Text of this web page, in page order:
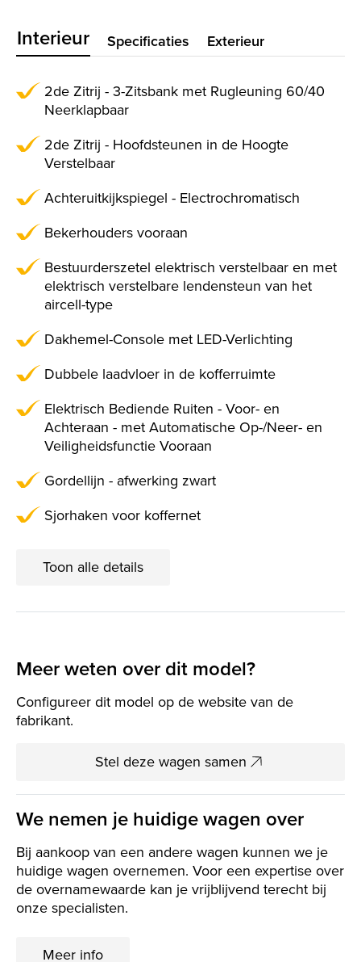
Interieur Specificaties Exterieur
2de Zitrij - 3-Zitsbank met Rugleuning 60/40
Neerklapbaar
2de Zitrij - Hoofdsteunen in de Hoogte
Verstelbaar
Achteruitkijkspiegel - Electrochromatisch
Bekerhouders vooraan
Bestuurderszetel elektrisch verstelbaar en met
elektrisch verstelbare lendensteun van het
aircell-type
Dakhemel-Console met LED-Verlichting
Dubbele laadvloer in de kofferruimte
Elektrisch Bediende Ruiten - Voor- en
Achteraan - met Automatische Op-/Neer- en
Veiligheidsfunctie Vooraan
Gordellijn - afwerking zwart
Sjorhaken voor koffernet
Toon alle details
Meer weten over dit model?
Configureer dit model op de website van de
fabrikant.
Stel deze wagen samen
We nemen je huidige wagen over
Bij aankoop van een andere wagen kunnen we je
huidige wagen overnemen. Voor een expertise over
de overnamewaarde kan je vrijblijvend terecht bij
onze specialisten.
Meer info